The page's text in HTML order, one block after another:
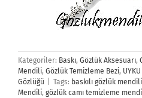
Kategoriler: Baskı, Gözlük Aksesuarı,
Mendili, Gözlük Temizleme Bezi,
Gözlüğü
Tags: baskılı gözlük mendili
Mendili, gözlük camı temizleme